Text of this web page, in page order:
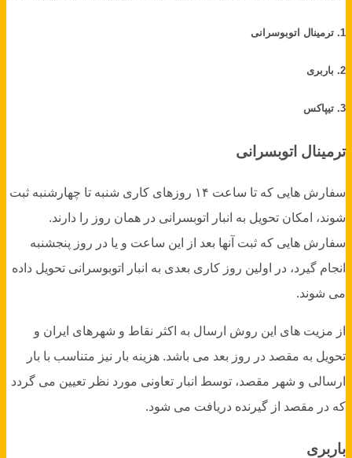
1. ترمینال اتوبوسرانی
2. باربری
3. تیپاکس
ترمینال اتوبسرانی
سفارش هایی که تا ساعت ۱۴ روزهای کاری شنبه تا چهارشنبه ثبت
شوند، امکان تحویل به انبار اتوبسرانی در همان روز را دارند.
سفارش هایی که ثبت آنها بعد از این ساعت و یا در روز پنجشنبه
انجام گیرد، در اولین روز کاری بعدی به انبار اتوبوسرانی تحویل داده
می شوند.
از مزیت های این روش ارسال به اکثر نقاط و شهرهای ایران و
تحویل به مقصد در روز بعد می باشد. هزینه بار نیز متناسب با بار
ارسالی و شهر مقصد، توسط انبار تعاونی مورد نظر تعیین می گردد
که در مقصد از گیرنده دریافت می شود.
باربری